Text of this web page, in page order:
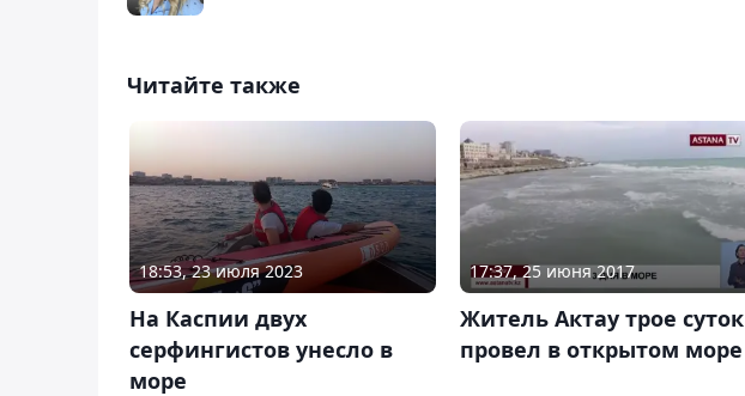
Читайте также
18:53, 23 июля 2023
На Каспии двух
серфингистов унесло в
море
17:37, 25 июня 2017
Житель Актау трое суток
провел в открытом море